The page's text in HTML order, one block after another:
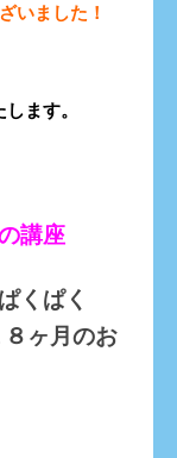
いました！
ます。
講座
くぱく
ヶ月のお